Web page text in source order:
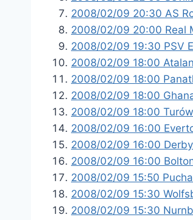
2008/02/09 20:30 AS
2008/02/09 20:00 Real
2008/02/09 19:30 PSV
2008/02/09 18:00
2008/02/09 18:00
2008/02/09 18:00
2008/02/09 18:00
2008/02/09 16:00
2008/02/09 16:00
2008/02/09 16:00
2008/02/09 15:50
2008/02/09 15:30
2008/02/09 15:30